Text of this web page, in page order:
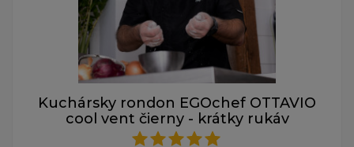
Kuchársky rondon EGOchef OTTAVIO
cool vent čierny - krátky rukáv